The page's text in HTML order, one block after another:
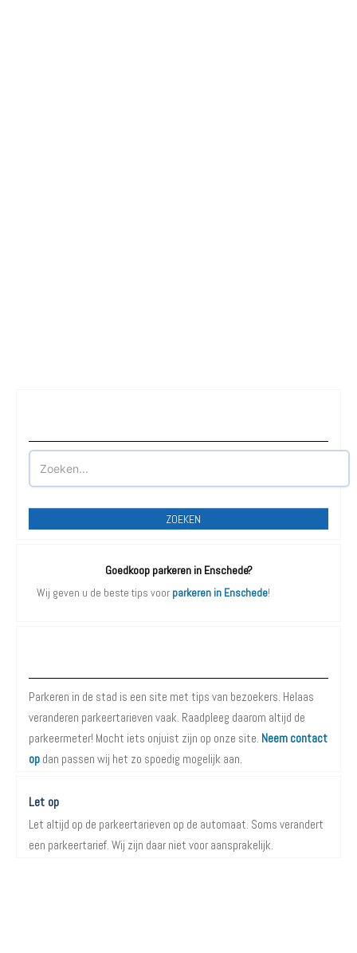
ZOEKEN
Goedkoop parkeren in Enschede?
Wij geven u de beste tips voor parkeren in Enschede!
Parkeren in de stad is een site met tips van bezoekers. Helaas
veranderen parkeertarieven vaak. Raadpleeg daarom altijd de
parkeermeter! Mocht iets onjuist zijn op onze site. Neem contact
op dan passen wij het zo spoedig mogelijk aan.
Let op
Let altijd op de parkeertarieven op de automaat. Soms verandert
een parkeertarief. Wij zijn daar niet voor aansprakelijk.